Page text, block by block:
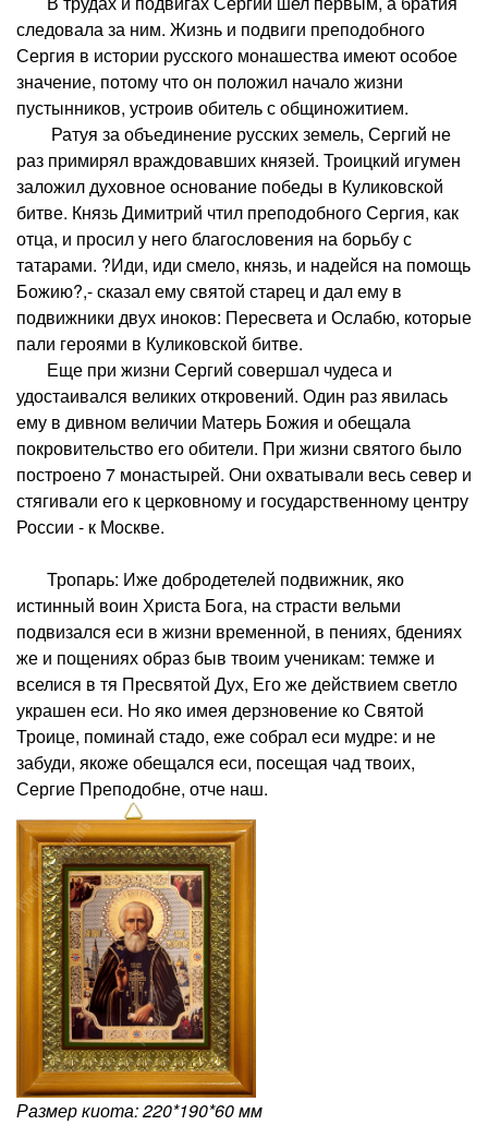
следовала за ним. Жизнь и подвиги преподобного
Сергия в истории русского монашества имеют особое
значение, потому что он положил начало жизни
пустынников, устроив обитель с общиножитием.
Ратуя за объединение русских земель, Сергий не
раз примирял враждовавших князей. Троицкий игумен
заложил духовное основание победы в Куликовской
битве. Князь Димитрий чтил преподобного Сергия, как
отца, и просил у него благословения на борьбу с
татарами. ?Иди, иди смело, князь, и надейся на помощь
Божию?,- сказал ему святой старец и дал ему в
подвижники двух иноков: Пересвета и Ослабю, которые
пали героями в Куликовской битве.
Еще при жизни Сергий совершал чудеса и
удостаивался великих откровений. Один раз явилась
ему в дивном величии Матерь Божия и обещала
покровительство его обители. При жизни святого было
построено 7 монастырей. Они охватывали весь север и
стягивали его к церковному и государственному центру
России - к Москве.
Тропарь: Иже добродетелей подвижник, яко
истинный воин Христа Бога, на страсти вельми
подвизался еси в жизни временной, в пениях, бдениях
же и пощениях образ быв твоим ученикам: темже и
вселися в тя Пресвятой Дух, Его же действием светло
украшен еси. Но яко имея дерзновение ко Святой
Троице, поминай стадо, еже собрал еси мудре: и не
забуди, якоже обещался еси, посещая чад твоих,
Сергие Преподобне, отче наш.
Размер киота: 220*190*60 мм